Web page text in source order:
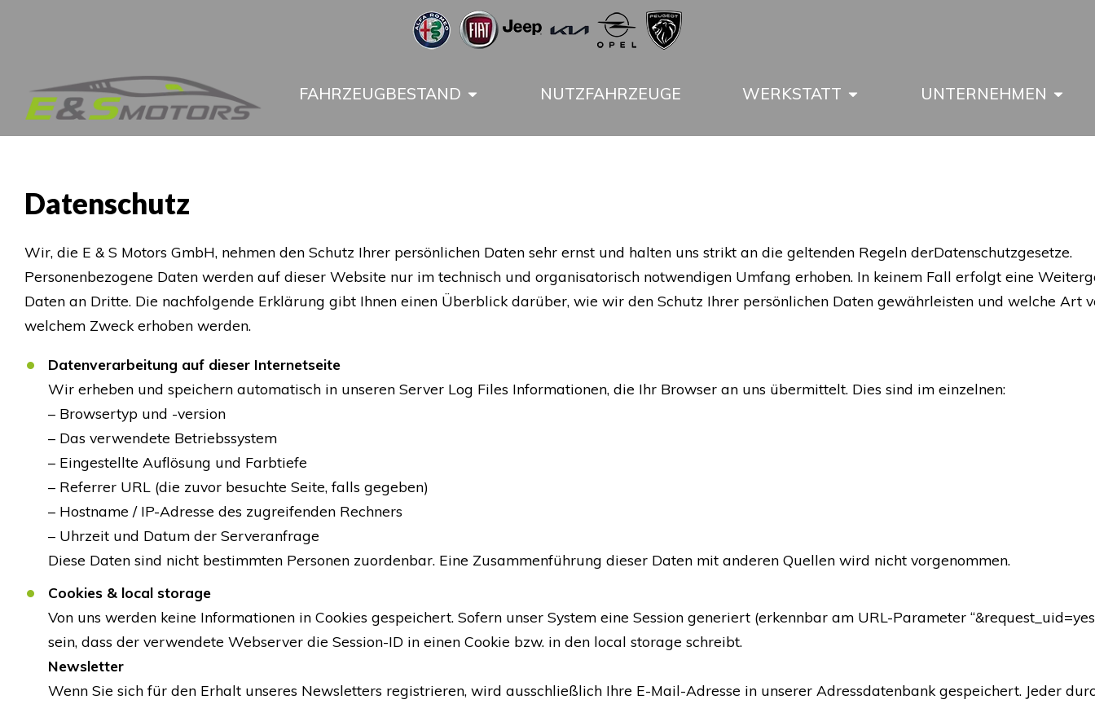
FAHRZEUGBESTAND NUTZFAHRZEUGE WERKSTATT UNTERNEHMEN
Datenschutz
Wir, die E & S Motors GmbH, nehmen den Schutz Ihrer persönlichen Daten sehr ernst und halten uns strikt an die geltenden Regeln derDatenschutzgesetze.
Personenbezogene Daten werden auf dieser Website nur im technisch und organisatorisch notwendigen Umfang erhoben. In keinem Fall erfolgt eine
Daten an Dritte. Die nachfolgende Erklärung gibt Ihnen einen Überblick darüber, wie wir den Schutz Ihrer persönlichen Daten gewährleisten und welche Art
welchem Zweck erhoben werden.
Datenverarbeitung auf dieser Internetseite
Wir erheben und speichern automatisch in unseren Server Log Files Informationen, die Ihr Browser an uns übermittelt. Dies sind im einzelnen:
– Browsertyp und -version
– Das verwendete Betriebssystem
– Eingestellte Auflösung und Farbtiefe
– Referrer URL (die zuvor besuchte Seite, falls gegeben)
– Hostname / IP-Adresse des zugreifenden Rechners
– Uhrzeit und Datum der Serveranfrage
Diese Daten sind nicht bestimmten Personen zuordenbar. Eine Zusammenführung dieser Daten mit anderen Quellen wird nicht vorgenommen.
Cookies & local storage
Von uns werden keine Informationen in Cookies gespeichert. Sofern unser System eine Session generiert (erkennbar am URL-Parameter
sein, dass der verwendete Webserver die Session-ID in einen Cookie bzw. in den local storage schreibt.
Newsletter
Wenn Sie sich für den Erhalt unseres Newsletters registrieren, wird ausschließlich Ihre E-Mail-Adresse in unserer Adressdatenbank gespeichert. Jeder